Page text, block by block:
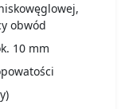
obwód
10 mm